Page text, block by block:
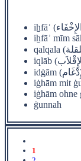
iẖfāʾ mīm
iġhām mit
iġhām ohne
ġunnah
1